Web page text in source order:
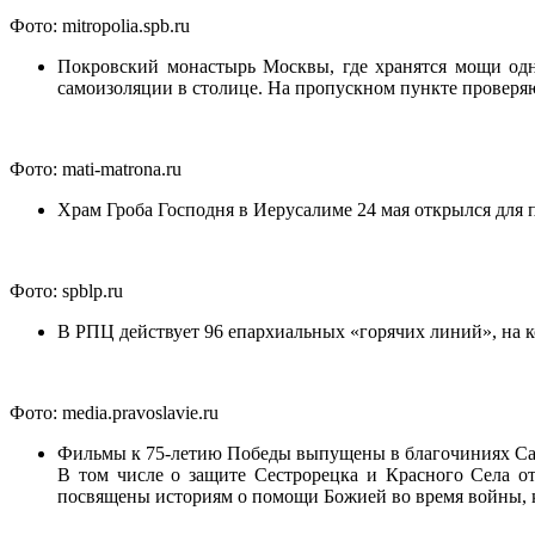
Фото: mitropolia.spb.ru
Покровский монастырь Москвы, где хранятся мощи
самоизоляции в столице. На пропускном пункте
Фото: mati-matrona.ru
Храм Гроба Господня в Иерусалиме 24 мая открылся
Фото: spblp.ru
В РПЦ действует 96 епархиальных «горячих линий», на
Фото: media.pravoslavie.ru
Фильмы к 75-летию Победы выпущены в благочиниях
В том числе о защите Сестрорецка и Красного Села
посвящены историям о помощи Божией во время войны,